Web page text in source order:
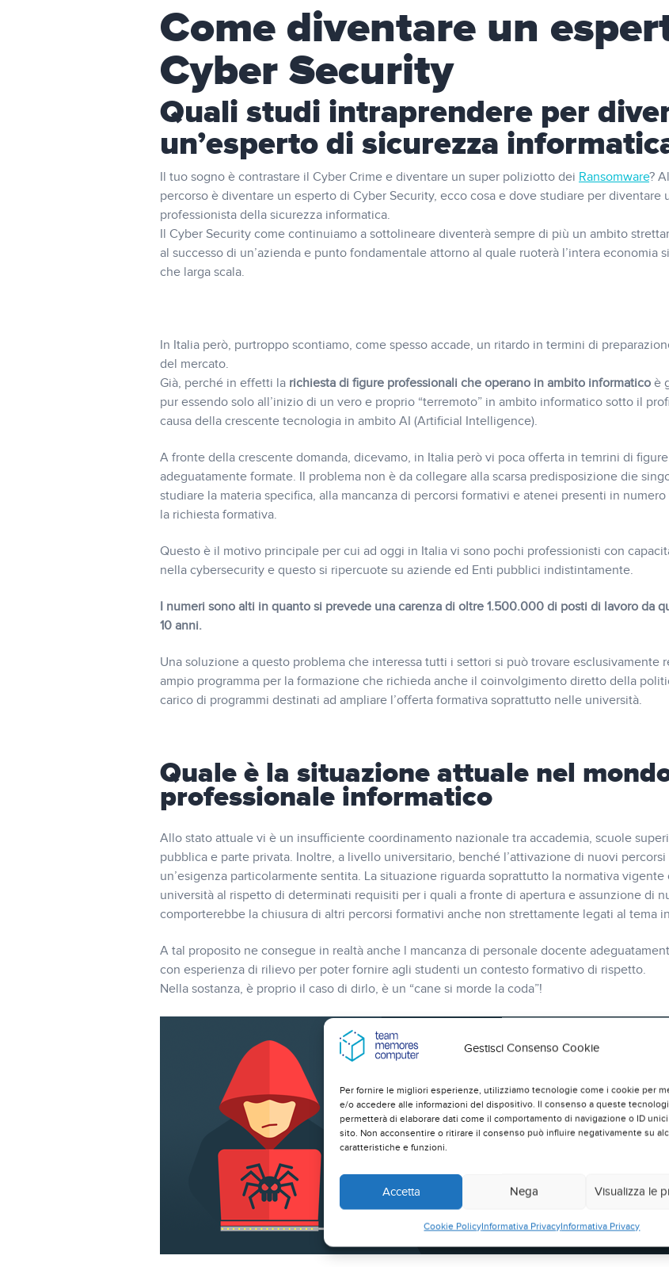
Gestisci Consenso Cookie
Per fornire le migliori esperienze, utilizziamo tecnologie come i cookie per
e/o accedere alle informazioni del dispositivo. Il consenso a queste
permetterà di elaborare dati come il comportamento di navigazione o ID
sito. Non acconsentire o ritirare il consenso può influire negativamente su
caratteristiche e funzioni.
Accetta Nega Visualizza le
Cookie PolicyInformativa PrivacyInformativa Privacy
Come diventare un
Cyber Security
Quali studi intraprendere per
un’esperto di sicurezza
Il tuo sogno è contrastare il Cyber Crime e diventare un super poliziotto dei Ransomware?
percorso è diventare un esperto di Cyber Security, ecco cosa e dove studiare per diventare
professionista della sicurezza informatica.
Il Cyber Security come continuiamo a sottolineare diventerà sempre di più un ambito
al successo di un’azienda e punto fondamentale attorno al quale ruoterà l’intera economia
che larga scala.
In Italia però, purtroppo scontiamo, come spesso accade, un ritardo in termini di
del mercato.
Già, perché in effetti la richiesta di figure professionali che operano in ambito informatico è
pur essendo solo all’inizio di un vero e proprio “terremoto” in ambito informatico sotto il
causa della crescente tecnologia in ambito AI (Artificial Intelligence).
A fronte della crescente domanda, dicevamo, in Italia però vi poca offerta in temrini di
adeguatamente formate. Il problema non è da collegare alla scarsa predisposizione die
studiare la materia specifica, alla mancanza di percorsi formativi e atenei presenti in
la richiesta formativa.
Questo è il motivo principale per cui ad oggi in Italia vi sono pochi professionisti con
nella cybersecurity e questo si ripercuote su aziende ed Enti pubblici indistintamente.
I numeri sono alti in quanto si prevede una carenza di oltre 1.500.000 di posti di lavoro da
10 anni.
Una soluzione a questo problema che interessa tutti i settori si può trovare esclusivamente
ampio programma per la formazione che richieda anche il coinvolgimento diretto della
carico di programmi destinati ad ampliare l’offerta formativa soprattutto nelle università.
Quale è la situazione attuale nel
professionale informatico
Allo stato attuale vi è un insufficiente coordinamento nazionale tra accademia, scuole
pubblica e parte privata. Inoltre, a livello universitario, benché l’attivazione di nuovi
un’esigenza particolarmente sentita. La situazione riguarda soprattutto la normativa
università al rispetto di determinati requisiti per i quali a fronte di apertura e assunzione di
comporterebbe la chiusura di altri percorsi formativi anche non strettamente legati al tema
A tal proposito ne consegue in realtà anche l mancanza di personale docente
con esperienza di rilievo per poter fornire agli studenti un contesto formativo di rispetto.
Nella sostanza, è proprio il caso di dirlo, è un “cane si morde la coda”!